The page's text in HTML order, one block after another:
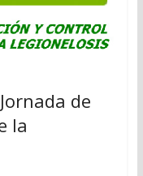
de
la